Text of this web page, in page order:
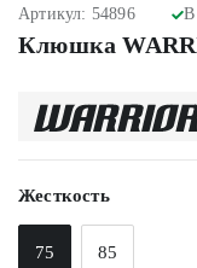
Артикул: 54896 В
Клюшка
Жесткость
75 85